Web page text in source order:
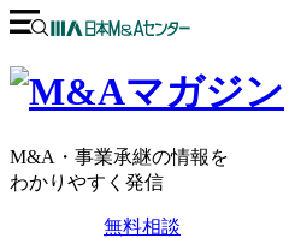
M&A・事業承継の情報を
わかりやすく発信
無料相談